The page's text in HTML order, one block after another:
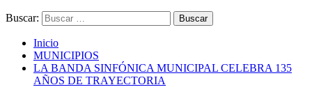
Buscar:
Inicio
MUNICIPIOS
LA BANDA SINFÓNICA MUNICIPAL CELEBRA 135
AÑOS DE TRAYECTORIA